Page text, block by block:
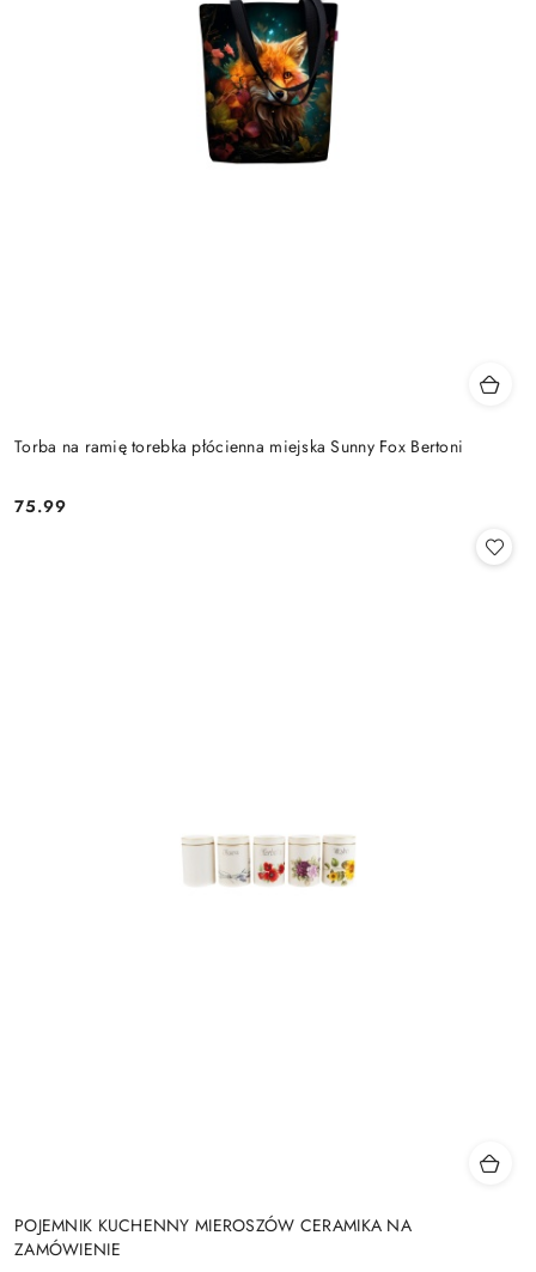
Torba na ramię torebka płócienna miejska Sunny Fox Bertoni
Cena:
75.99
POJEMNIK KUCHENNY MIEROSZÓW CERAMIKA NA
ZAMÓWIENIE